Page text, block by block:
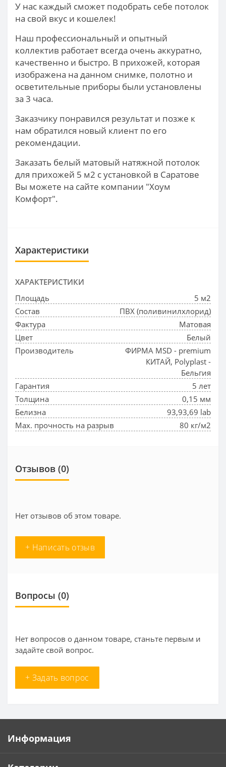
У нас каждый сможет подобрать себе потолок
на свой вкус и кошелек!
Наш профессиональный и опытный
коллектив работает всегда очень аккуратно,
качественно и быстро. В прихожей, которая
изображена на данном снимке, полотно и
осветительные приборы были установлены
за 3 часа.
Заказчику понравился результат и позже к
нам обратился новый клиент по его
рекомендации.
Заказать белый матовый натяжной потолок
для прихожей 5 м2 с установкой в Саратове
Вы можете на сайте компании "Хоум
Комфорт".
Характеристики
ХАРАКТЕРИСТИКИ
Площадь
5 м2
Состав
ПВХ (поливинилхлорид)
Фактура
Матовая
Цвет
Белый
Производитель
ФИРМА MSD - premium
КИТАЙ, Polyplast -
Бельгия
Гарантия
5 лет
Толщина
0,15 мм
Белизна
93,93,69 lab
Max. прочность на разрыв
80 кг/м2
Отзывов (0)
Нет отзывов об этом товаре.
+ Написать отзыв
Вопросы (0)
Нет вопросов о данном товаре, станьте первым и
задайте свой вопрос.
+ Задать вопрос
Информация